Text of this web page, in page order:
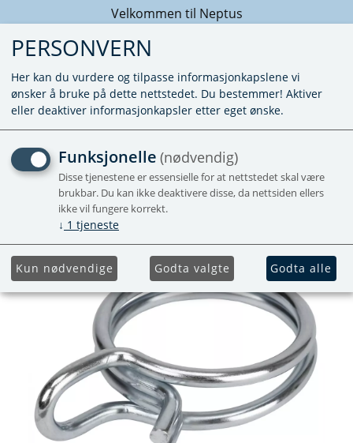
Velkommen til Neptus
SLANGEKLEMME DOBBEL
PERSONVERN
Her kan du vurdere og tilpasse informasjonkapslene vi
ønsker å bruke på dette nettstedet. Du bestemmer! Aktiver
eller deaktiver informasjonkapsler etter eget ønske.
Funksjonelle (nødvendig)
Disse tjenestene er essensielle for at nettstedet skal være
brukbar. Du kan ikke deaktivere disse, da nettsiden ellers
ikke vil fungere korrekt.
↓ 1 tjeneste
Kun nødvendige Godta valgte Godta alle